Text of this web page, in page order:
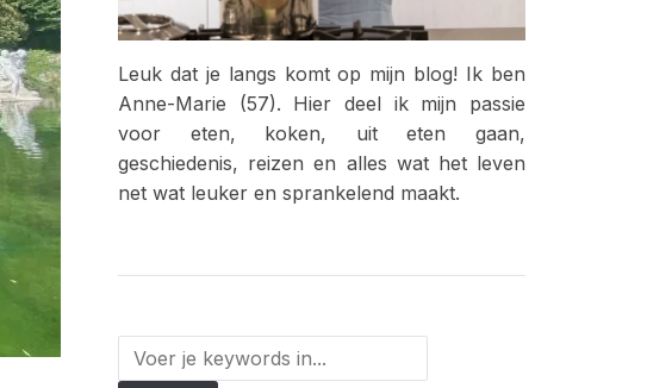
Leuk dat je langs komt op mijn blog! Ik ben
Anne-Marie (57). Hier deel ik mijn passie
voor eten, koken, uit eten gaan,
geschiedenis, reizen en alles wat het leven
net wat leuker en sprankelend maakt.